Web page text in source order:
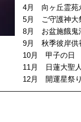
4月 向ヶ丘霊苑
5月 ご守護神
8月 お盆施餓
9月 秋季彼岸
10月 甲子の日
11月 日蓮大聖
12月 開運星祭